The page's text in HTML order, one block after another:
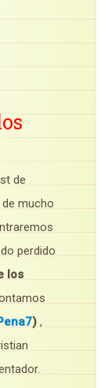
de
mucho
perdido
los
) ,